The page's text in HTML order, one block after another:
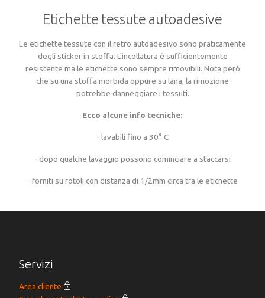
Materiali, qualità e densità
Regole approssimative per il design
Forme, tagli, bordature, retri
Colori dei fili per tutti i prodotti tessuti
Etichette tessute autoadesive
Le etichette tessute con il retro autoadesivo sono praticamente
degli sticker in stoffa. L'incollatura è sufficientemente
resistente ma le etichette sono sempre rimovibili. Nota però
che su una stoffa morbida oppure su lana, la rimozione
potrebbe danneggiare i tessuti.
Ecco alcune info tecniche:
- lavabili fino a 30° C
- dopo qualche lavaggio possono cominciare a staccarsi
- forniti su rotoli con distanza di 1/2mm circa tra le etichette
Servizi
Area cliente